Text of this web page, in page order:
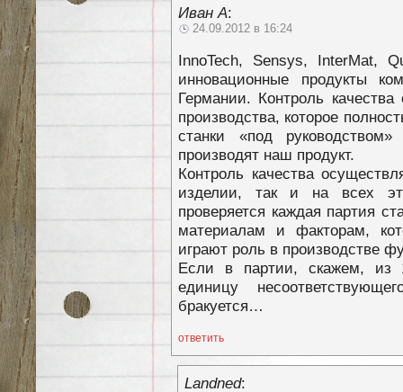
Иван А:
24.09.2012 в 16:24
InnoTech, Sensys, InterMat,
инновационные продукты
Германии. Контроль
производства, которое
станки «под руководством»
производят наш продукт.
Контроль качества
изделии, так и на всех
проверяется каждая партия
материалам и факторам,
играют роль в производстве
Если в партии, скажем, из
единицу
бракуется…
ответить
Landned: